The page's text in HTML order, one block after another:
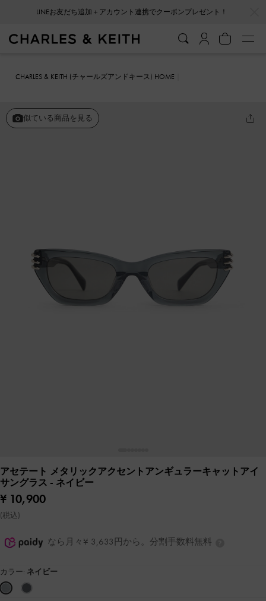
LINEお友だち追加＋アカウント連携でクーポンプレゼント！
CHARLES & KEITH (チャールズアンドキース) HOME
似ている商品を見る
アセテート メタリックアクセントアンギュラーキャットアイ
サングラス - ネイビー
¥ 10,900
(税込)
なら月々¥ 3,633円から。分割手数料無料
カラー: ネイビー